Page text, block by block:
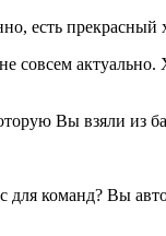
есть
совсем
Вы взяли из
команд? Вы